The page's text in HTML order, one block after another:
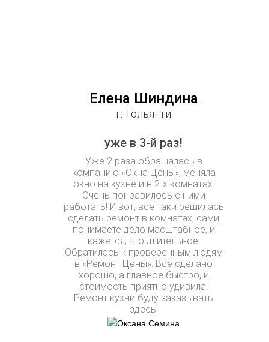
Елена Шиндина
г. Тольятти
уже в 3-й раз!
Уже 2 раза обращалась в
компанию «Окна Цены», меняла
окно на кухне и в 2-х комнатах.
Очень понравилось с ними
работать! И вот, все таки решилась
сделать ремонт в комнатах, сами
понимаете дело масштабное, и
кажется, что длительное.
Обратилась к проверенным людям
в «Ремонт Цены». Все сделано
хорошо, а главное быстро, и
стоимость приятно удивила!
Ремонт кухни буду заказывать
здесь!